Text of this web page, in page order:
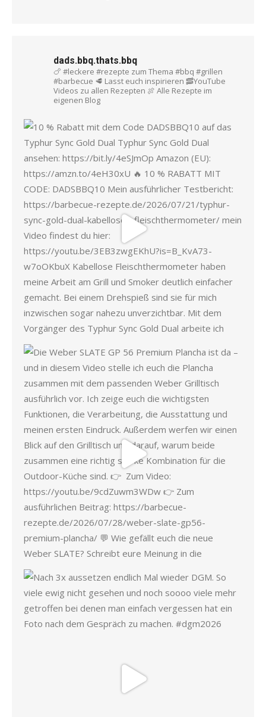
dads.bbq.thats.bbq
🍗 #leckere #rezepte zum Thema #bbq #grillen
#barbecue 🥩 Lasst euch inspirieren 🥓YouTube
Videos zu allen Rezepten 🍖 Alle Rezepte im
eigenen Blog